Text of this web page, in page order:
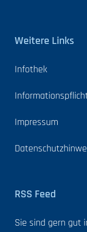
Weitere Links
Infothek
Impressum
RSS Feed
Sie sind gern gut